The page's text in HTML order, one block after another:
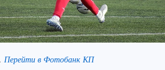
Перейти в Фотобанк КП